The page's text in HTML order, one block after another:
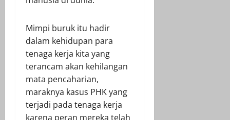
Mimpi buruk itu hadir
dalam kehidupan para
tenaga kerja kita yang
terancam akan kehilangan
mata pencaharian,
maraknya kasus PHK yang
terjadi pada tenaga kerja
karena peran mereka telah